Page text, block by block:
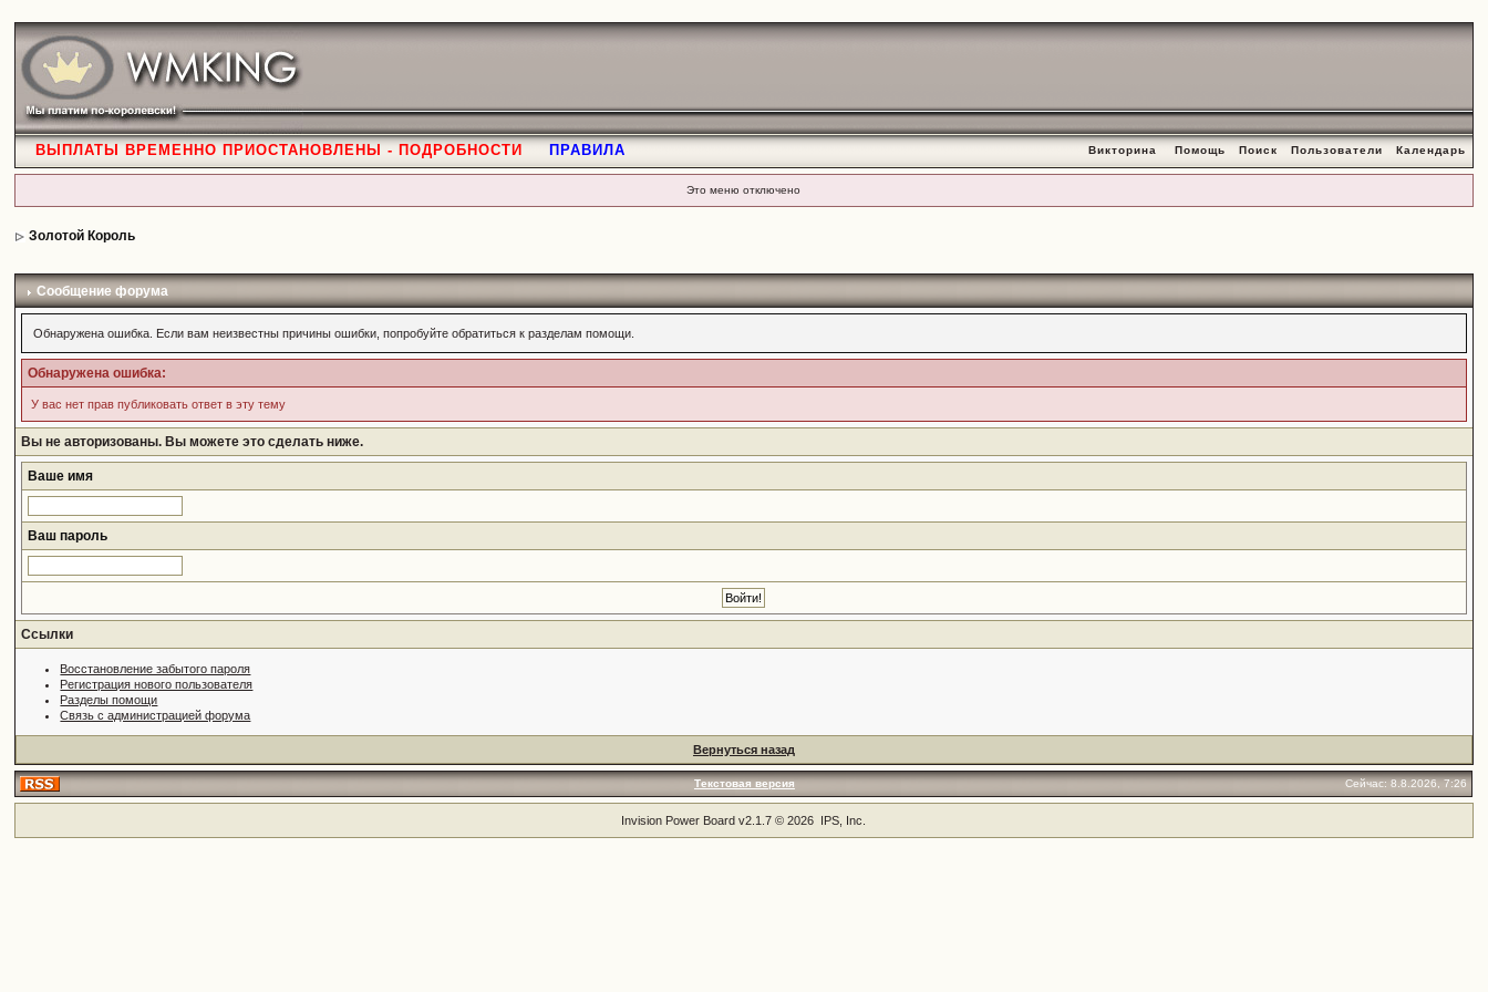
ВЫПЛАТЫ ВРЕМЕННО ПРИОСТАНОВЛЕНЫ - ПОДРОБНОСТИ ПРАВИЛА Викторина Помощь Поиск Пользователи Календарь
Это меню отключено
Золотой Король
Сообщение форума
Обнаружена ошибка. Если вам неизвестны причины ошибки, попробуйте обратиться к разделам помощи.
Обнаружена ошибка:
У вас нет прав публиковать ответ в эту тему
Вы не авторизованы. Вы можете это сделать ниже.
Ваше имя
Ваш пароль
Ссылки
Восстановление забытого пароля
Регистрация нового пользователя
Разделы помощи
Связь с администрацией форума
Вернуться назад
Текстовая версия Сейчас: 8.8.2026, 7:26
Invision Power Board v2.1.7 © 2026 IPS, Inc.